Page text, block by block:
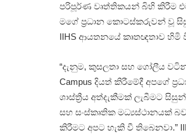
පරිපූර්ණ වෘත්තිකයන් බිහි කිරීම
මගේ ප්‍රධාන කොටස්කරුවන් වූ
IIHS ආයතනයේ කෘතඥතාව හිමි
“දැනුම, කුසලතා සහ ගෝලීය
Campus දියත් කිරීමේදී අපගේ
ශාස්ත්‍රීය අත්දැකීමක් ලැබීමට
සහ සංස්කෘතික මධ්‍යස්ථානයක්
කිරීමට අපට හැකි වී තිබෙනවා.”